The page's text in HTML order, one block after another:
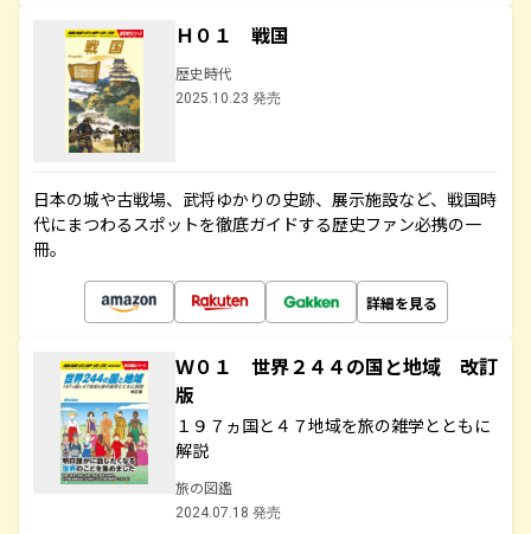
Ｈ０１ 戦国
歴史時代
2025.10.23 発売
日本の城や古戦場、武将ゆかりの史跡、展示施設など、戦国時
代にまつわるスポットを徹底ガイドする歴史ファン必携の一
冊。
詳細を見る
Ｗ０１ 世界２４４の国と地域 改訂
版
１９７ヵ国と４７地域を旅の雑学とともに
解説
旅の図鑑
2024.07.18 発売